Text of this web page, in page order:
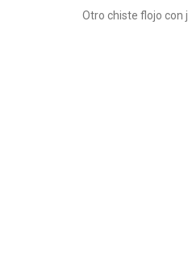
Otro chiste flojo con